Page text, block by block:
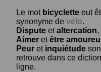
Le mot bicyclette eut
synonyme de vélo.
Dispute etaltercation,
Aimer etêtre
Peur et inquiétude
retrouve dans ce
ligne.